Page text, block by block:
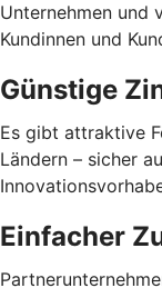
Unternehmen und
Kundinnen und
Günstige
Es gibt attraktive
Ländern – sicher
Einfacher